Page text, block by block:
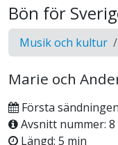
Bön för
Musik och kultur
Marie och
Första
Avsnitt nummer: 8
Längd: 5 min